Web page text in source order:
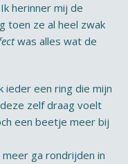
herinner mij de
toen ze al heel zwak
was alles wat de
ieder een ring die mijn
zelf draag voelt
een beetje meer bij
ga rondrijden in